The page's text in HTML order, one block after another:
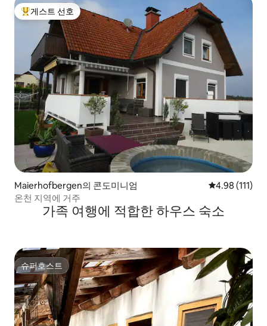
상위 게스트 선호
게스트 선호
Maierhofbergen의 콘도미니엄 평점 4.98점(5
4.98 (111)
온천 지역에 거주
가족 여행에 적합한 하우스 숙소
슈퍼호스트
슈퍼호스트